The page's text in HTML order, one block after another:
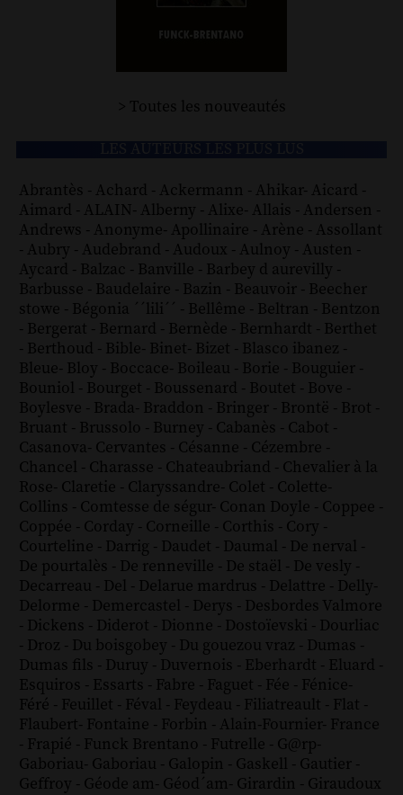
> Toutes les nouveautés
Abrantès - Achard - Ackermann - Ahikar- Aicard -
Aimard - ALAIN- Alberny - Alixe- Allais - Andersen -
Andrews - Anonyme- Apollinaire - Arène - Assollant
- Aubry - Audebrand - Audoux - Aulnoy - Austen -
Aycard - Balzac - Banville - Barbey d aurevilly -
Barbusse - Baudelaire - Bazin - Beauvoir - Beecher
stowe - Bégonia ´´lili´´ - Bellême - Beltran - Bentzon
- Bergerat - Bernard - Bernède - Bernhardt - Berthet
- Berthoud - Bible- Binet- Bizet - Blasco ibanez -
Bleue- Bloy - Boccace- Boileau - Borie - Bouguier -
Bouniol - Bourget - Boussenard - Boutet - Bove -
Boylesve - Brada- Braddon - Bringer - Brontë - Brot -
Bruant - Brussolo - Burney - Cabanès - Cabot -
Casanova- Cervantes - Césanne - Cézembre -
Chancel - Charasse - Chateaubriand - Chevalier à la
Rose- Claretie - Claryssandre- Colet - Colette-
Collins - Comtesse de ségur- Conan Doyle - Coppee -
Coppée - Corday - Corneille - Corthis - Cory -
Courteline - Darrig - Daudet - Daumal - De nerval -
De pourtalès - De renneville - De staël - De vesly -
Decarreau - Del - Delarue mardrus - Delattre - Delly-
Delorme - Demercastel - Derys - Desbordes Valmore
- Dickens - Diderot - Dionne - Dostoïevski - Dourliac
- Droz - Du boisgobey - Du gouezou vraz - Dumas -
Dumas fils - Duruy - Duvernois - Eberhardt - Eluard -
Esquiros - Essarts - Fabre - Faguet - Fée - Fénice-
Féré - Feuillet - Féval - Feydeau - Filiatreault - Flat -
Flaubert- Fontaine - Forbin - Alain-Fournier- France
- Frapié - Funck Brentano - Futrelle - G@rp-
Gaboriau- Gaboriau - Galopin - Gaskell - Gautier -
Geffroy - Géode am- Géod´am- Girardin - Giraudoux